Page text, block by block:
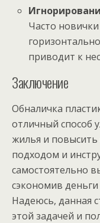
Часто
приводит к
Заключение
Обналичка
отличный способ
жилья и
подходом и
самостоятельно
сэкономив
Надеюсь, данная
этой задачей и